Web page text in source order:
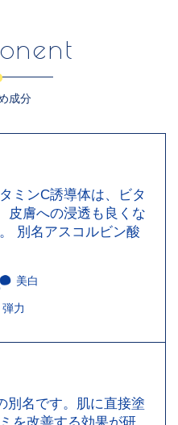
成分
ミンC誘導体は、ビタ
皮膚への浸透も良くな
別名アスコルビン酸
美白
力
別名です。肌に直接塗